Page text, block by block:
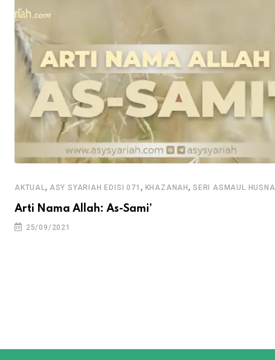
AKTUAL , ASY SYARIAH EDISI 071 , KHAZANAH,SERI ASMAUL HUSNA
Arti Nama Allah: As-Sami’
25/09/2021